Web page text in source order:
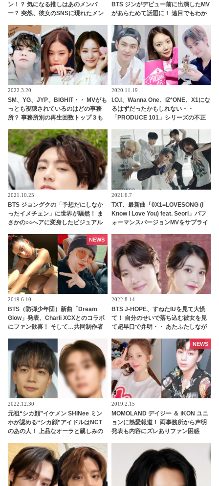
ン！？ 気になる推しはあのメンバ
ー？ 突然、彼女のSNSに現れたメン
BTS ジンがデビュー前に出演したMV
があらためて話題に！ 遠目でもわか
愕…貴重すぎる映像に感激
2022.3.20
SM、YG、JYP、BIGHIT・・ MVがも
っとも視聴されているのはどの事務
所？ 事務所別の再生回数トップ３も
TWICEをおさえて堂々の１位に輝い
たのは？
2020.11.19
I.O.I、Wanna One、IZ*ONE、X1にな
るはずだったかもしれない・・
「PRODUCE 101」シリーズの不正
人の氏名が公表
2021.10.25
BTS ジョングクの「予想だにしなか
ったイメチェン」に世界が騒然！ ま
さかの○○へアに変身したビジュアル
る… 落ち着いた黒髪からガラリと雰
囲気を変えた美貌に驚きを隠せない
声殺到
2021.6.7
TXT、最新曲「0X1=LOVESONG (I
Know I Love You) feat. Seori」パフ
ォーマンスバージョンMVをサプライ
まで生かした完成度の高いパフォー
マンスを実現
2019.6.10
BTS（防弾少年団）新曲「Dream
Glow」発表、Charli XCXとのコラボ
にファン歓喜！ そして…共同制作者
そして彼の絶望から生まれた歌」
NEWS
2022.8.14
BTS J-HOPE、すねたIUを見て大慌
て！ 自分のせいで落ち込む彼女を見
て超早口で弁明・・ あたふたしなが
2022.12.30
元祖“シカ顔”イケメン SHINee ミン
ホが認める“シカ顔”アイドルはNCT
のあの人！ 上品なオーラと親しみの
は一体ダレ？
2019.2.15
MOMOLAND デイジー ＆ iKON ユニ
ョンに熱愛報道！ 両事務所から声明
発表も内容にズレありファン困惑
NEWS